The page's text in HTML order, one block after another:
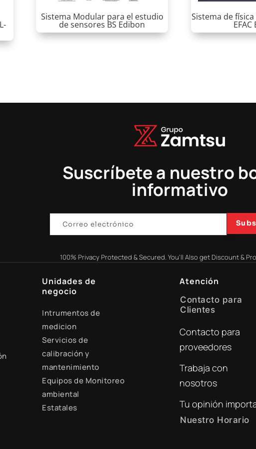
Sistema Modular para el estudio
de sensores BS Edibon
Sistema de
Suscríbete a nuestro
informativo
100% Privacy Protected & Secured. You'll Also get Discount &
Unidades de
negocio
Intrumentos de
medicion
Servicios de
calibración y
mantenimiento
Equipos de Monitoreo
ambiental
Estatales
Atención
Contacto para
Clientes
+51 941 525 454
digital@zamtsu.com
Contacto para
proveedores
Trabaja con
nosotros
Tu opinión
Nuestro Horario